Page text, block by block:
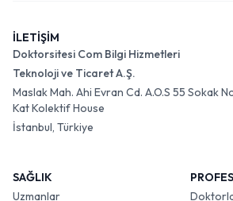
İLETİŞİM
Doktorsitesi Com Bilgi Hizmetleri
Teknoloji ve Ticaret A.Ş.
Maslak Mah. Ahi Evran Cd. A.O.S 55 Sokak
Kat Kolektif House
İstanbul, Türkiye
SAĞLIK
Uzmanlar